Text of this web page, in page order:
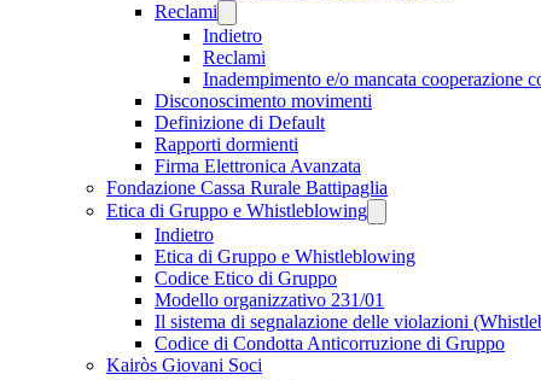
Reclami
Indietro
Reclami
Inadempimento e/o mancata cooperazione
Disconoscimento movimenti
Definizione di Default
Rapporti dormienti
Firma Elettronica Avanzata
Fondazione Cassa Rurale Battipaglia
Etica di Gruppo e Whistleblowing
Indietro
Etica di Gruppo e Whistleblowing
Codice Etico di Gruppo
Modello organizzativo 231/01
Il sistema di segnalazione delle violazioni
Codice di Condotta Anticorruzione di Gruppo
Kairòs Giovani Soci